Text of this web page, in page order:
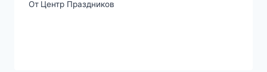
От Центр Праздников